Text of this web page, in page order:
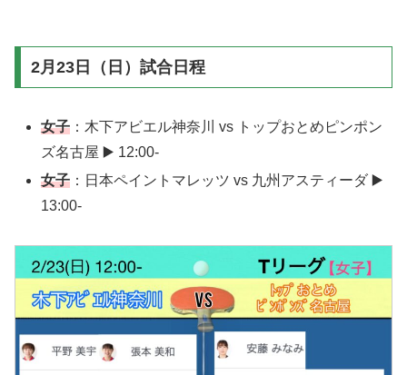
2月23日（日）試合日程
女子 ：木下アビエル神奈川 vs トップおとめピンポン
ズ名古屋 ▶️ 12:00-
女子 ：日本ペイントマレッツ vs 九州アスティーダ ▶️
13:00-